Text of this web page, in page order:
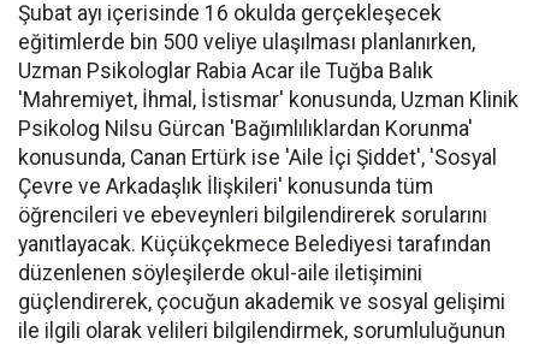
Şubat ayı içerisinde 16 okulda gerçekleşecek
eğitimlerde bin 500 veliye ulaşılması planlanırken,
Uzman Psikologlar Rabia Acar ile Tuğba Balık
'Mahremiyet, İhmal, İstismar' konusunda, Uzman Klinik
Psikolog Nilsu Gürcan 'Bağımlılıklardan Korunma'
konusunda, Canan Ertürk ise 'Aile İçi Şiddet', 'Sosyal
Çevre ve Arkadaşlık İlişkileri' konusunda tüm
öğrencileri ve ebeveynleri bilgilendirerek sorularını
yanıtlayacak. Küçükçekmece Belediyesi tarafından
düzenlenen söyleşilerde okul-aile iletişimini
güçlendirerek, çocuğun akademik ve sosyal gelişimi
ile ilgili olarak velileri bilgilendirmek, sorumluluğunun